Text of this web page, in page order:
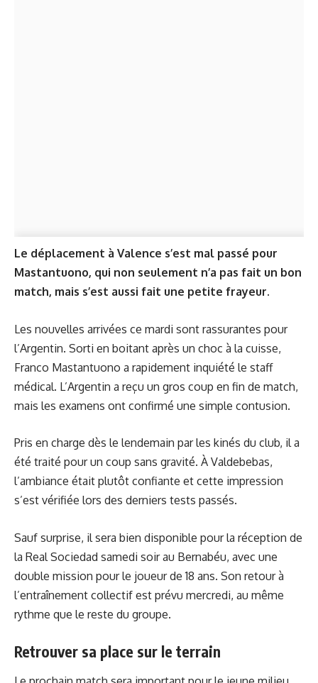
Le déplacement à Valence s’est mal passé pour
Mastantuono, qui non seulement n’a pas fait un bon
match, mais s’est aussi fait une petite frayeur.
Les nouvelles arrivées ce mardi sont rassurantes pour
l’Argentin. Sorti en boitant après un choc à la cuisse,
Franco Mastantuono a rapidement inquiété le staff
médical. L’Argentin a reçu un gros coup en fin de match,
mais les examens ont confirmé une simple contusion.
Pris en charge dès le lendemain par les kinés du club, il a
été traité pour un coup sans gravité. À Valdebebas,
l’ambiance était plutôt confiante et cette impression
s’est vérifiée lors des derniers tests passés.
Sauf surprise, il sera bien disponible pour la réception de
la Real Sociedad samedi soir au Bernabéu, avec une
double mission pour le joueur de 18 ans. Son retour à
l’entraînement collectif est prévu mercredi, au même
rythme que le reste du groupe.
Retrouver sa place sur le terrain